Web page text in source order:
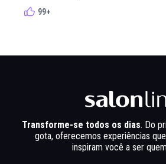
99+
Transforme-se todos os dias. Do
gota, oferecemos experiências
inspiram você a ser